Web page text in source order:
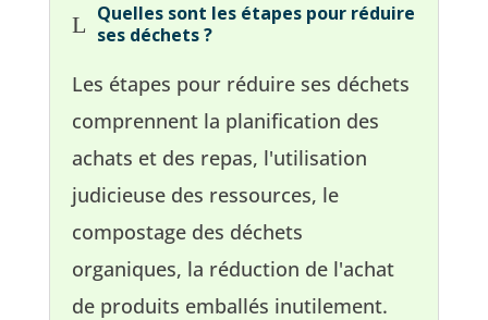
L Quelles sont les étapes pour réduire
ses déchets ?
Les étapes pour réduire ses déchets
comprennent la planification des
achats et des repas, l'utilisation
judicieuse des ressources, le
compostage des déchets
organiques, la réduction de l'achat
de produits emballés inutilement.